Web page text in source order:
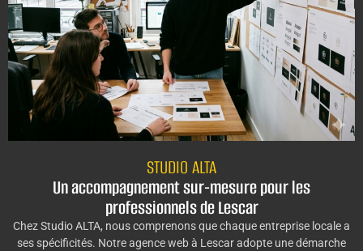
STUDIO ALTA
Un accompagnement sur-mesure pour les
professionnels de Lescar
Chez Studio ALTA, nous comprenons que chaque entreprise locale a
ses spécificités. Notre agence web à Lescar adopte une démarche